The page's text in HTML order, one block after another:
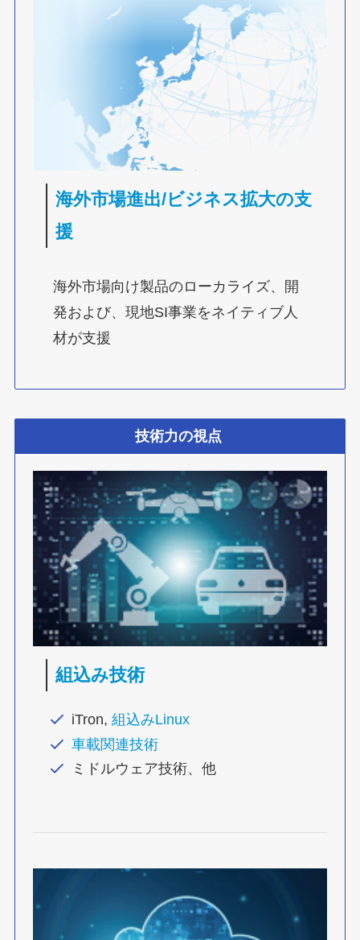
海外市場進出/ビジネス拡大の支
援
海外市場向け製品のローカライズ、開
発および、現地SI事業をネイティブ人
技術力の視点
組込み技術
iTron, 組込みLinux
車載関連技術
ミドルウェア技術、他